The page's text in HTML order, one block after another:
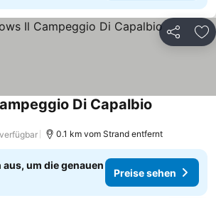
Teilen
Di Capalbio
0.1 km vom Strand entfernt
aus, um die genauen
Preise sehen